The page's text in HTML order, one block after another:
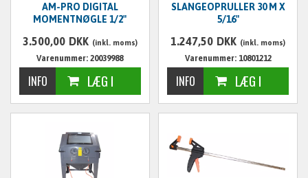
AM-PRO DIGITAL
MOMENTNØGLE 1/2"
3.500,00 DKK (inkl. moms)
Varenummer: 20039988
SLANGEOPRULLER 30 M X
5/16"
1.247,50 DKK (inkl. moms)
Varenummer: 10801212